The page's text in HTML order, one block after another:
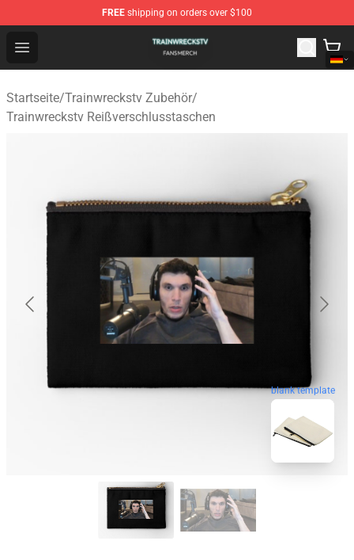
FREE shipping on orders over $100
Open menu
Trainwreckstv Shop - Official Trainwreckstv
Startseite/Trainwreckstv Zubehör/
Trainwreckstv Reißverschlusstaschen
blank template